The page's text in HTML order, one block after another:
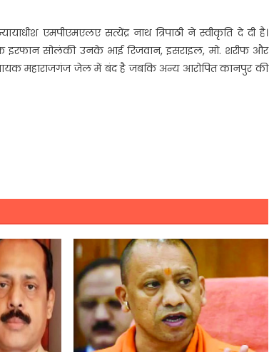
एमपीएमएलए सत्येंद्र नाथ त्रिपाठी ने स्वीकृति दे दी है।
इरफान सोलंकी उनके भाई रिजवान, इसराइल, मो. शरीफ और
महाराजगंज जेल में बंद है जबकि अन्य आरोपित कानपुर की